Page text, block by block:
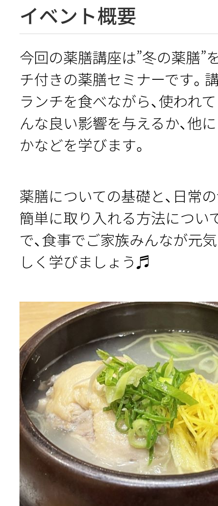
イベント概要
今回の薬膳講座は”冬の薬膳”
チ付きの薬膳セミナーです。
ランチを食べながら、使われ
んな良い影響を与えるか、他
かなどを学びます。
薬膳についての基礎と、日常
簡単に取り入れる方法につい
で、食事でご家族みんなが元
しく学びましょう♬